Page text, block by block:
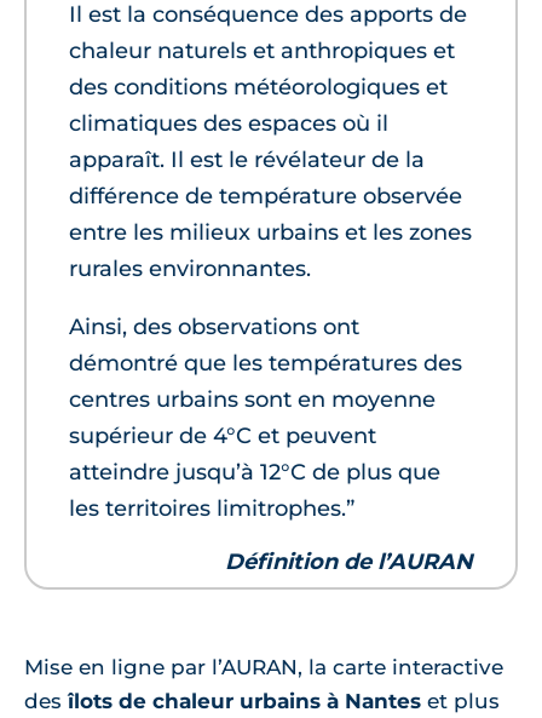
Il est la conséquence des apports de
chaleur naturels et anthropiques et
des conditions météorologiques et
climatiques des espaces où il
apparaît. Il est le révélateur de la
différence de température observée
entre les milieux urbains et les zones
rurales environnantes.
Ainsi, des observations ont
démontré que les températures des
centres urbains sont en moyenne
supérieur de 4°C et peuvent
atteindre jusqu’à 12°C de plus que
les territoires limitrophes.”
Définition de l’AURAN
Mise en ligne par l’AURAN, la carte interactive
desîlots de chaleur urbains à Nantes et plus